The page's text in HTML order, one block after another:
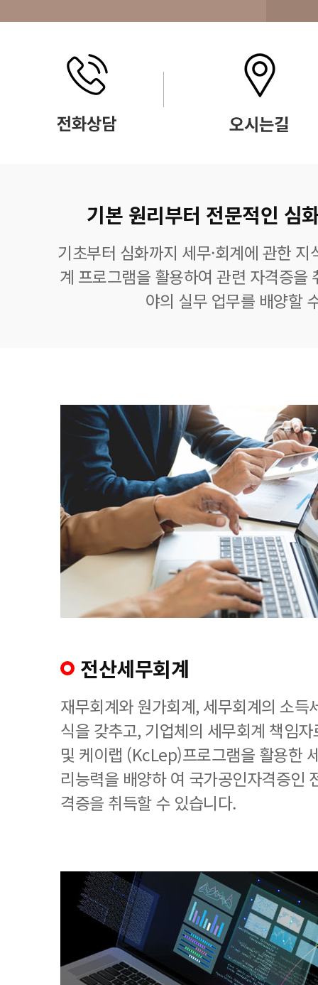
기본 원리부터 전문적인 심
기초부터 심화까지 세무·회계에 관한
계 프로그램을 활용하여 관련 자격증을
야의 실무 업무를 배양할
전산세무회계
재무회계와 원가회계, 세무회계의 소득
식을 갖추고, 기업체의 세무회계 책임
및 케이랩 (KcLep)프로그램을 활용한
리능력을 배양하 여 국가공인자격증인
격증을 취득할 수 있습니다.